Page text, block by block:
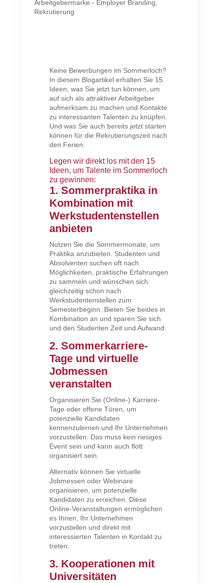
Arbeitgebermarke - Employer Branding
Rekrutierung
Keine Bewerbungen im Sommerloch?
In diesem Blogartikel erhalten Sie 15
Ideen, was Sie jetzt tun können, um
auf sich als attraktiver Arbeitgeber
aufmerksam zu machen und Kontakte
zu interessanten Talenten zu knüpfen.
Und was Sie auch bereits jetzt starten
können für die Rekrutierungszeit nach
den Ferien.
Legen wir direkt los mit den 15
Ideen, um Talente im Sommerloch
zu gewinnen:
1. Sommerpraktika in
Kombination mit
Werkstudentenstellen
anbieten
Nutzen Sie die Sommermonate, um
Praktika anzubieten. Studenten und
Absolventen suchen oft nach
Möglichkeiten, praktische Erfahrungen
zu sammeln und wünschen sich
gleichzeitig schon nach
Werkstudentenstellen zum
Semesterbeginn. Bieten Sie beides in
Kombination an und sparen Sie sich
und den Studenten Zeit und Aufwand.
2. Sommerkarriere-
Tage und virtuelle
Jobmessen
veranstalten
Organisieren Sie (Online-) Karriere-
Tage oder offene Türen, um
potenzielle Kandidaten
kennenzulernen und Ihr Unternehmen
vorzustellen. Das muss kein riesiges
Event sein und kann auch flott
organisiert sein.
Alternativ können Sie virtuelle
Jobmessen oder Webinare
organisieren, um potenzielle
Kandidaten zu erreichen. Diese
Online-Veranstaltungen ermöglichen
es Ihnen, Ihr Unternehmen
vorzustellen und direkt mit
interessierten Talenten in Kontakt zu
treten.
3. Kooperationen mit
Universitäten